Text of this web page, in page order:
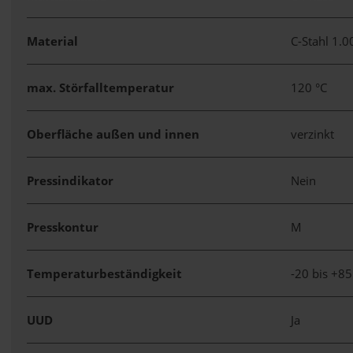
Material C-Stahl
max. Störfalltemperatur 120 °C
Oberfläche außen und innen verzinkt
Pressindikator Nein
Presskontur M
Temperaturbeständigkeit -20 bis +85
UUD Ja